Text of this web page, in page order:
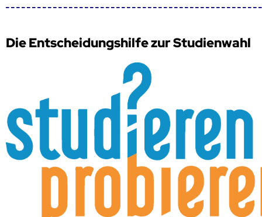
Die Entscheidungshilfe zur Studienwahl